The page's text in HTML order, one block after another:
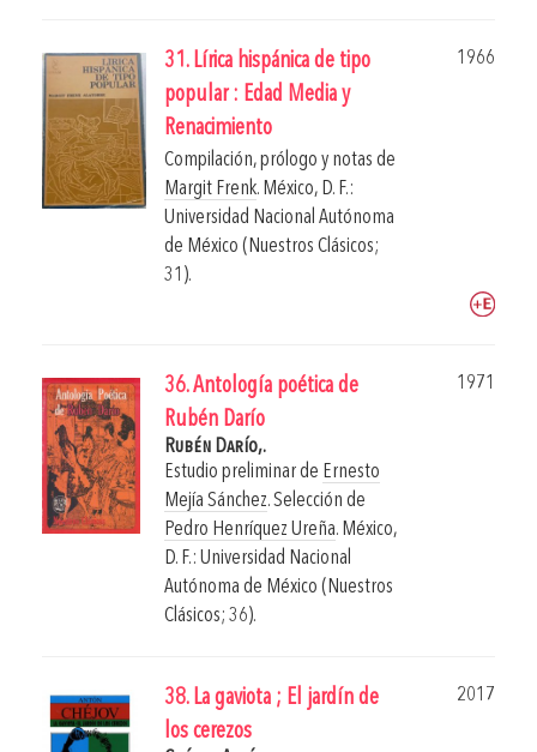
31. Lírica hispánica de tipo
popular : Edad Media y
Renacimiento
1966
Compilación, prólogo y notas de
Margit Frenk. México, D. F.:
Universidad Nacional Autónoma
de México (Nuestros Clásicos;
31).
36. Antología poética de
Rubén Darío
1971
Rubén Darío,.
Estudio preliminar de Ernesto
Mejía Sánchez. Selección de
Pedro Henríquez Ureña. México,
D. F.: Universidad Nacional
Autónoma de México (Nuestros
Clásicos; 36).
38. La gaviota ; El jardín de
los cerezos
2017